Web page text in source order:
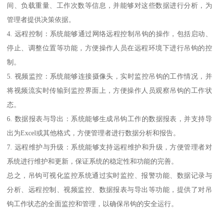
间、负载重量、工作次数等信息，并能够对这些数据进行分析，为
管理者提供决策依据。
4. 远程控制：系统能够通过网络远程控制吊钩的操作，包括启动、
停止、调整位置等功能，方便操作人员在远程环境下进行吊钩的控
制。
5. 视频监控：系统能够连接摄像头，实时监控吊钩的工作情况，并
将视频流实时传输到监控界面上，方便操作人员观察吊钩的工作状
态。
6. 数据报表与导出：系统能够生成吊钩工作的数据报表，并支持导
出为Excel或其他格式，方便管理者进行数据分析和报告。
7. 远程维护与升级：系统能够支持远程维护和升级，方便管理者对
系统进行维护和更新，保证系统的稳定性和功能的完善。
总之，吊钩可视化监控系统通过实时监控、报警功能、数据记录与
分析、远程控制、视频监控、数据报表与导出等功能，提供了对吊
钩工作状态的全面监控和管理，以确保吊钩的安全运行。